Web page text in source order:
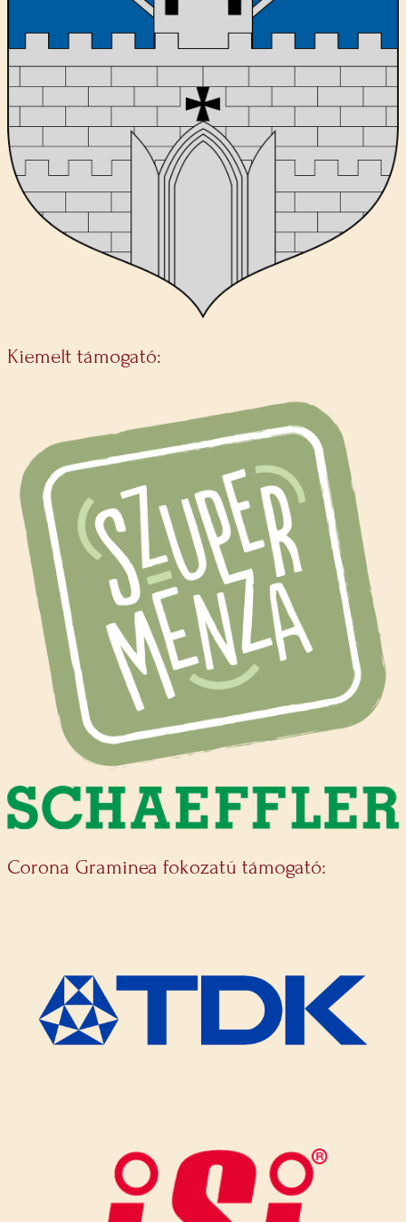
Kiemelt támogató:
Corona Graminea fokozatú támogató: